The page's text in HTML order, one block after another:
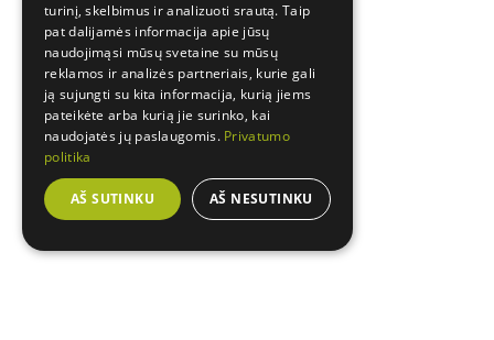
turinį, skelbimus ir analizuoti srautą. Taip
pat dalijamės informacija apie jūsų
naudojimąsi mūsų svetaine su mūsų
reklamos ir analizės partneriais, kurie gali
ją sujungti su kita informacija, kurią jiems
pateikėte arba kurią jie surinko, kai
naudojatės jų paslaugomis. Privatumo
politika
AŠ SUTINKU AŠ NESUTINKU